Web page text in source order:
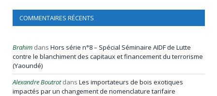
COMMENTAIRES RÉCENTS
Brahim dans Hors série n°8 – Spécial Séminaire AIDF de Lutte
contre le blanchiment des capitaux et financement du terrorisme
(Yaoundé)
Alexandre Boutrotdans Les importateurs de bois exotiques
impactés par un changement de nomenclature tarifaire